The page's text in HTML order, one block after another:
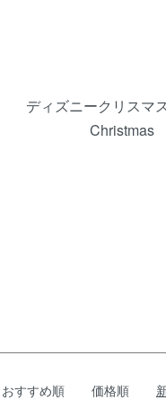
ディズニークリスマ
Christmas
おすすめ順 価格順